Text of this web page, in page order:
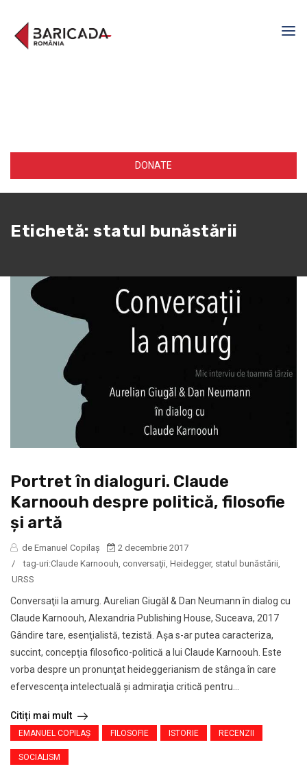
DONATE
Etichetă: statul bunăstării
Portret în dialoguri. Claude
Karnoouh despre politică, filosofie
şi artă
de Emanuel Copilaș
2 decembrie 2017
/
tag-uri:Claude Karnoouh, conversaţii, Heidegger, statul bunăstării,
URSS
Conversaţii la amurg. Aurelian Giugăl & Dan Neumann în dialog cu
Claude Karnoouh, Alexandria Publishing House, Suceava, 2017
Gândire tare, esenţialistă, tezistă. Aşa s-ar putea caracteriza,
succint, concepţia filosofico-politică a lui Claude Karnoouh. Este
vorba despre un pronunţat heideggerianism de stânga în care
efervescenţa intelectuală şi admiraţia critică pentru...
Citiți mai mult
EMANUEL COPILAȘ FILOSOFIE ISTORIE RECENZII
SOCIALISM